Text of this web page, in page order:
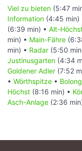
Viel zu bieten (5:47
Information (4:45 min)
(6:39 min) • Alt-
min) • Main-Fähre
min) • Radar (5:50
Justinusgarten (4:34
Goldener Adler (7:52
• Wörthspitze •
Höchst (8:16 min) •
Asch-Anlage (2:36